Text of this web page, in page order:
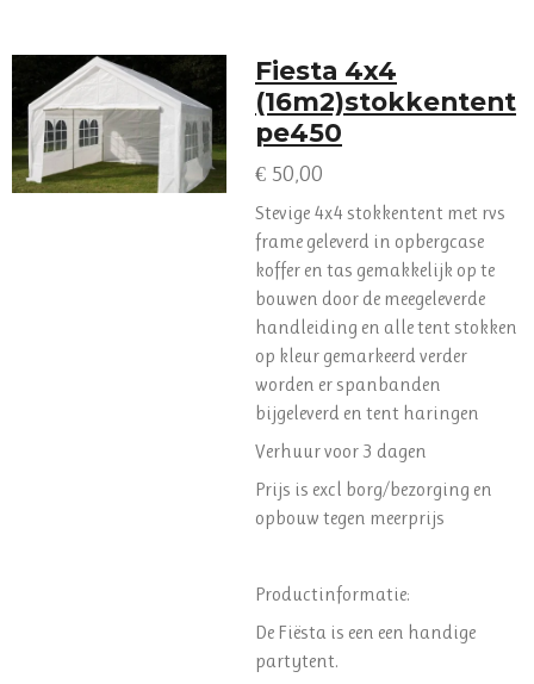
Fiesta 4x4
(16m2)stokkentent
pe450
€ 50,00
Stevige 4x4 stokkentent met rvs
frame geleverd in opbergcase
koffer en tas gemakkelijk op te
bouwen door de meegeleverde
handleiding en alle tent stokken
op kleur gemarkeerd verder
worden er spanbanden
bijgeleverd en tent haringen
Verhuur voor 3 dagen
Prijs is excl borg/bezorging en
opbouw tegen meerprijs
Productinformatie:
De Fiësta is een een handige
partytent.